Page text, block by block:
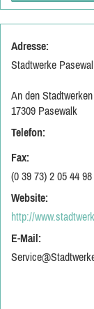
Adresse:
Stadtwerke
An den
17309 Pasewalk
Telefon:
Fax:
(0 39 73) 2 05 44 98
Website:
http://
E-Mail: